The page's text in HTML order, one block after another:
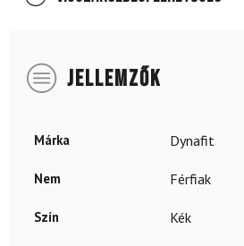
JELLEMZŐK
Márka Dynafit
Nem Férfiak
Szín Kék